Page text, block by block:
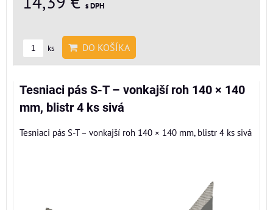
s DPH
ks DO KOŠÍKA
Tesniaci pás S-T – vonkajší roh 140 × 140
mm, blistr 4 ks sivá
Tesniaci pás S-T – vonkajší roh 140 × 140 mm, blistr 4 ks sivá